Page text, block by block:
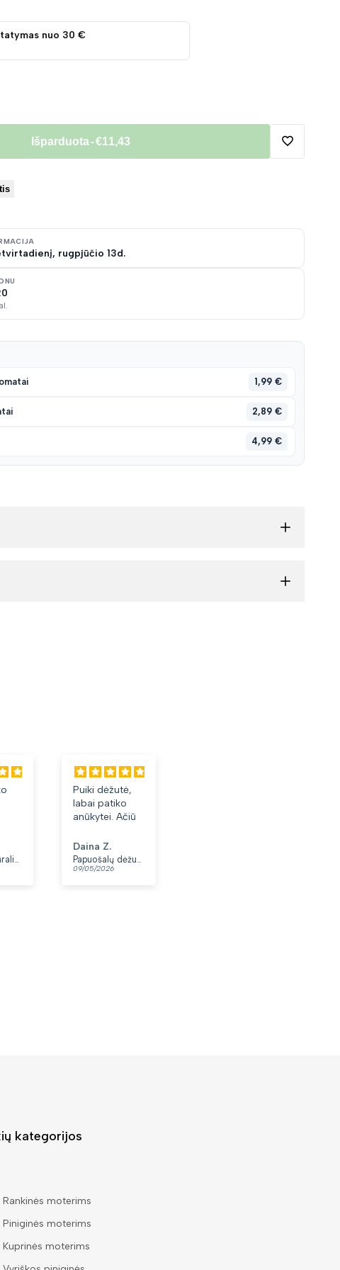
nuo 30 €
Išparduota-€11,43
Pridėti
norų
sąrašą
rugpjūčio 13d.
1,99 €
2,89 €
4,99 €
Puiki dėžutė,
labai patiko
anūkytei. Ačiū
Daina Z.
09/05/2026
kategorijos
Rankinės moterims
Piniginės moterims
Kuprinės moterims